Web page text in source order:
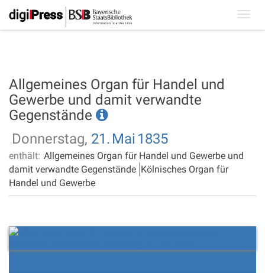
Allgemeines Organ für Handel und
Gewerbe und damit verwandte
Gegenstände
Donnerstag, 21. Mai 1835
enthält: Allgemeines Organ für Handel und Gewerbe und
damit verwandte Gegenstände Kölnisches Organ für
Handel und Gewerbe